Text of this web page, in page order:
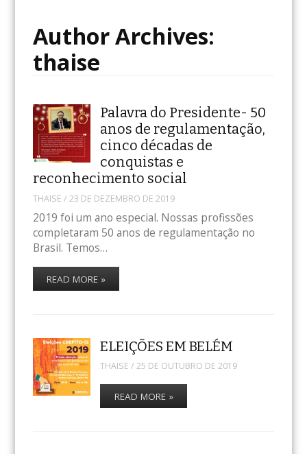
Author Archives:
thaise
Palavra do Presidente- 50
anos de regulamentação,
cinco décadas de
conquistas e
reconhecimento social
THAISE / 23 DE DEZEMBRO DE 2019
2019 foi um ano especial. Nossas profissões
completaram 50 anos de regulamentação no
Brasil. Temos…
READ MORE »
ELEIÇÕES EM BELÉM
THAISE /25 DE OUTUBRO DE 2019
READ MORE »